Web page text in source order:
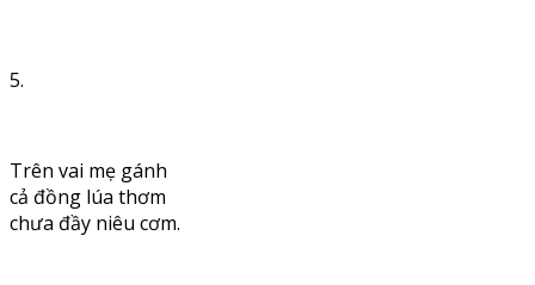
5.
Trên vai mẹ gánh
cả đồng lúa thơm
chưa đầy niêu cơm.